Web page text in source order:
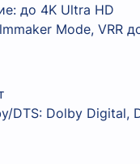
до 4K Ultra HD
Mode, VRR
DTS: Dolby Digital,